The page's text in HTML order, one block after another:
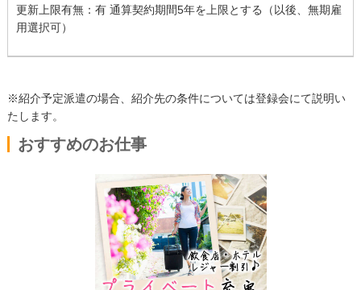
更新上限有無：有 通算契約期間5年を上限とする（以後、無期雇
用選択可）
※紹介予定派遣の場合、紹介先の条件については登録会にて説明い
たします。
おすすめのお仕事